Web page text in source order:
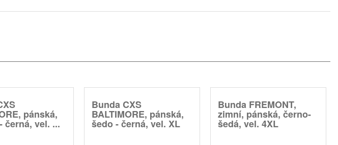
pánská,
černá, vel. ...
Bunda CXS
BALTIMORE, pánská,
šedo - černá, vel. XL
Bunda FREMONT,
zimní, pánská, černo-
šedá, vel. 4XL